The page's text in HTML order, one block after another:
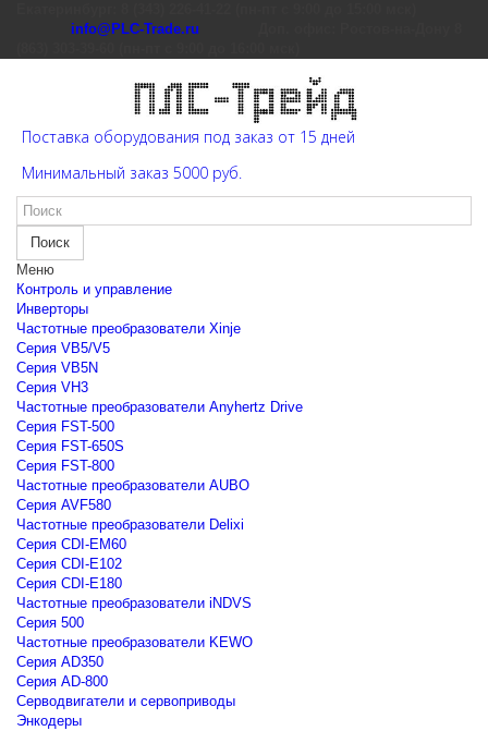
info@PLC-Trade.ru
Поставка оборудования под заказ от 15 дней
Минимальный заказ 5000 руб.
Поиск
Меню
Контроль и управление
Инверторы
Частотные преобразователи Xinje
Cерия VB5/V5
Cерия VB5N
Cерия VH3
Частотные преобразователи Anyhertz Drive
Серия FST-500
Серия FST-650S
Серия FST-800
Частотные преобразователи AUBO
Серия AVF580
Частотные преобразователи Delixi
Серия CDI-EM60
Серия CDI-E102
Серия CDI-E180
Частотные преобразователи iNDVS
Серия 500
Частотные преобразователи KEWO
Серия AD350
Серия AD-800
Серводвигатели и сервоприводы
Энкодеры